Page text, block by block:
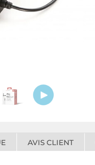
AVIS CLIENT